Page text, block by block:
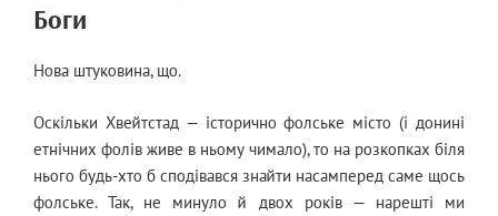
НА
Боги
Нова штуковина, що.
Оскільки Хвейтстад — історично фолське місто (і донині
етнічних фолів живе в ньому чимало), то на розкопках біля
нього будь-хто б сподівався знайти насамперед саме щось
фолське. Так, не минуло й двох років — нарешті ми